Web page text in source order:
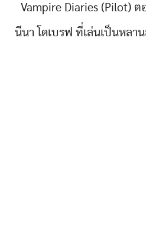
Vampire Diaries (Pilot)
นีนา โดเบรฟ ที่เล่นเป็นหลา